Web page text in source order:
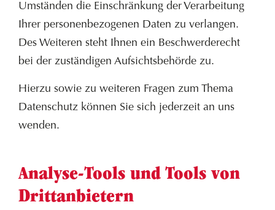
Umständen die Einschränkung der Verarbeitung
Ihrer personenbezogenen Daten zu verlangen.
Des Weiteren steht Ihnen ein Beschwerderecht
bei der zuständigen Aufsichtsbehörde zu.
Hierzu sowie zu weiteren Fragen zum Thema
Datenschutz können Sie sich jederzeit an uns
wenden.
Analyse-Tools und Tools von
Dritt­anbietern